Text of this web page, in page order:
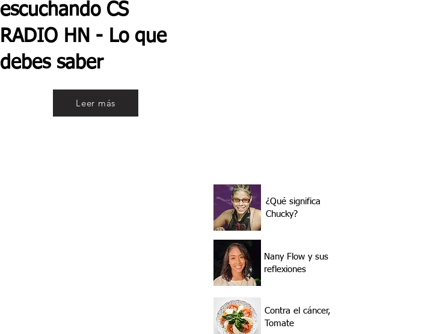
escuchando CS
RADIO HN - Lo que
debes saber
Leer más
¿Qué significa
Chucky?
Nany Flow y sus
reflexiones
Contra el cáncer,
Tomate